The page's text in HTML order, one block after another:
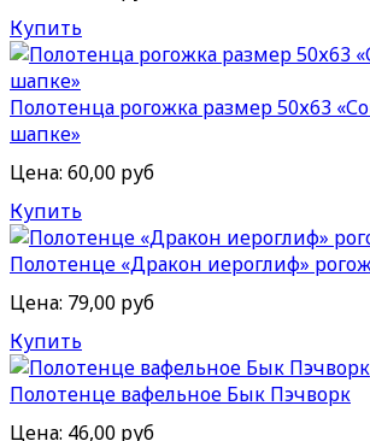
Купить
Полотенца рогожка размер 50х63
шапке»
Цена: 60,00 руб
Купить
Полотенце «Дракон иероглиф»
Цена: 79,00 руб
Купить
Полотенце вафельное Бык Пэчворк
Цена: 46,00 руб